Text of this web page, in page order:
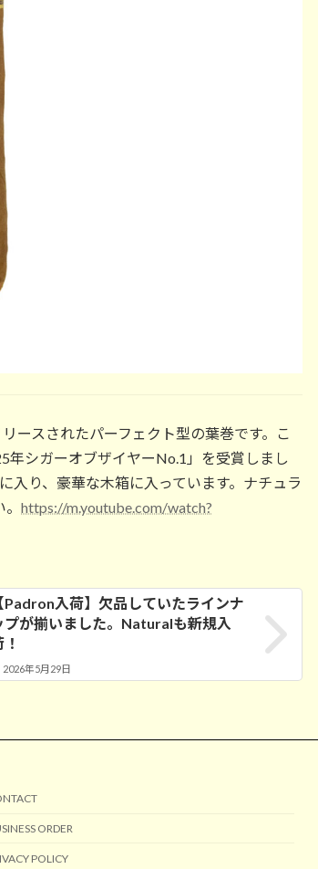
ースされたパーフェクト型の葉巻です。こ
年シガーオブザイヤーNo.1」を受賞しまし
入り、豪華な木箱に入っています。ナチュラ
https://m.youtube.com/watch?
Padron入荷】欠品していたラインナ
プが揃いました。Naturalも新規入
2026年5月29日
ORDER
POLICY